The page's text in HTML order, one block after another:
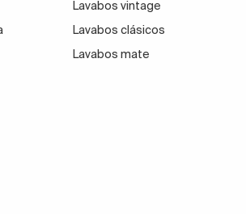
Lavabos vintage
Lavabos clásicos
Lavabos mate